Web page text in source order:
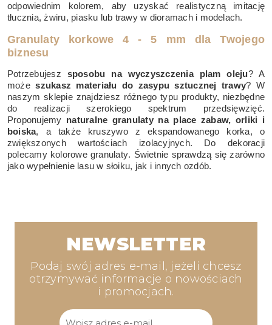
odpowiednim kolorem, aby uzyskać realistyczną imitację
tłucznia, żwiru, piasku lub trawy w dioramach i modelach.
Granulaty korkowe 4 - 5 mm dla Twojego
biznesu
Potrzebujesz sposobu na wyczyszczenia plam oleju? A
możeszukasz materiału do zasypu sztucznej trawy? W
naszym sklepie znajdziesz różnego typu produkty, niezbędne
do realizacji szerokiego spektrum przedsięwzięć.
Proponujemy naturalne granulaty na place zabaw, orliki i
boiska, a także kruszywo z ekspandowanego korka, o
zwiększonych wartościach izolacyjnych. Do dekoracji
polecamy kolorowe granulaty. Świetnie sprawdzą się zarówno
jako wypełnienie lasu w słoiku, jak i innych ozdób.
NEWSLETTER
Podaj swój adres e-mail, jeżeli chcesz
otrzymywać informacje o nowościach
i promocjach.